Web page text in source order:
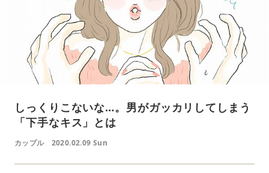
しっくりこないな…。男がガッカリしてしまう
「下手なキス」とは
カップル 2020.02.09 Sun